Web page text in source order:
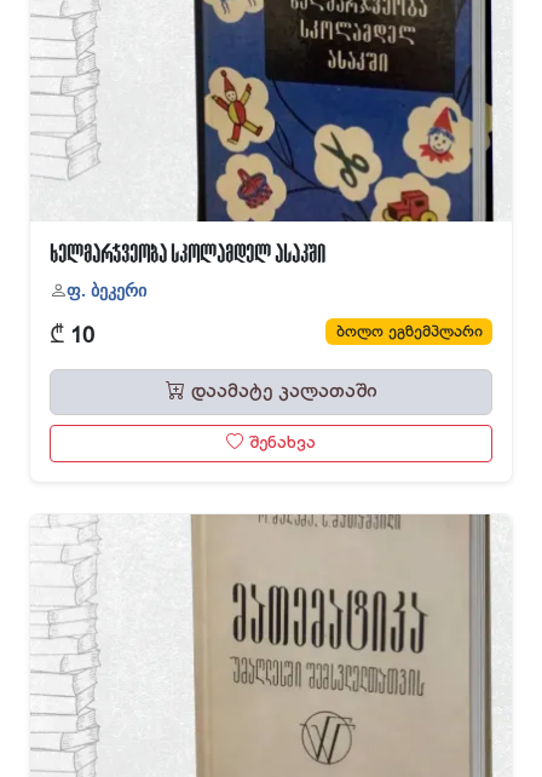
ხელმარჯვეობა სკოლამდელ ასაკში
ფ. ბეკერი
₾ 10 ბოლო ეგზემპლარი
დაამატე კალათაში
შენახვა